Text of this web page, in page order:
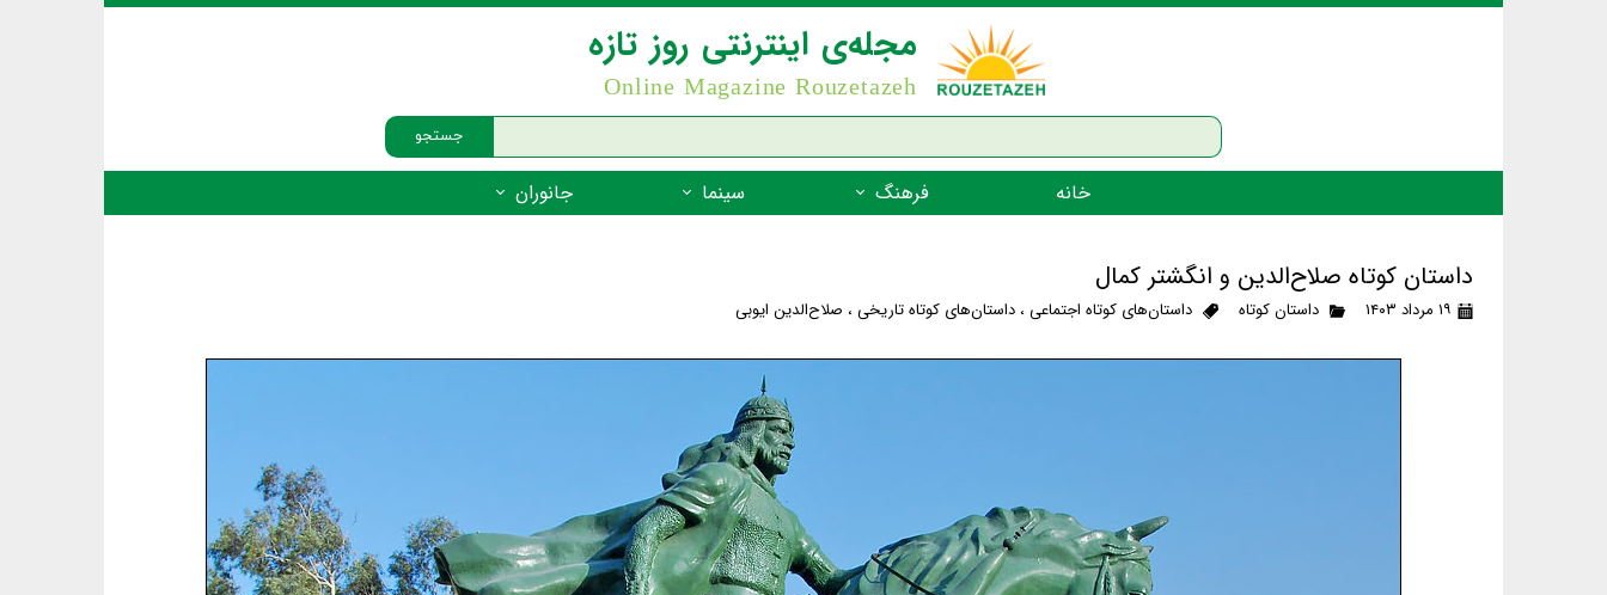
جستجو
مجله‌ی اینترنتی روز تازه
Online Magazine Rouzetazeh
خانه فرهنگ سینما جانوران
داستان کوتاه صلاح‌الدین و انگشتر کمال
۱۹ مرداد ۱۴۰۳ داستان کوتاه داستان‌های کوتاه اجتماعی، داستان‌های کوتاه تاریخی، صلاح‌الدین ایوبی